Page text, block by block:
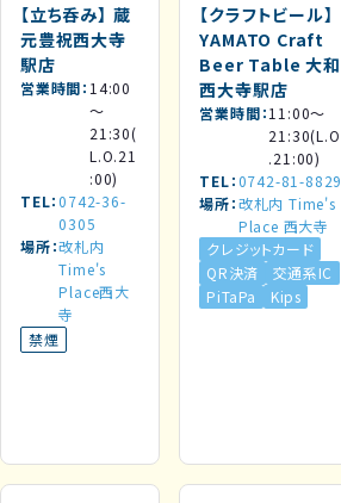
【立ち呑み】 蔵
元豊祝西大寺
駅店
営業時間 14:00
～
21:30(
L.O.21
:00)
TEL 0742-36-
0305
場所 改札内
Time's
Place西大
寺
禁煙
【クラフトビール】
YAMATO Craft
Beer Table 大和
西大寺駅店
営業時間 11:00～
21:30(L.O
.21:00)
TEL 0742-81-8829
場所 改札内 Time's
Place 西大寺
クレジットカード
QR決済
交通系IC
PiTaPa
Kips